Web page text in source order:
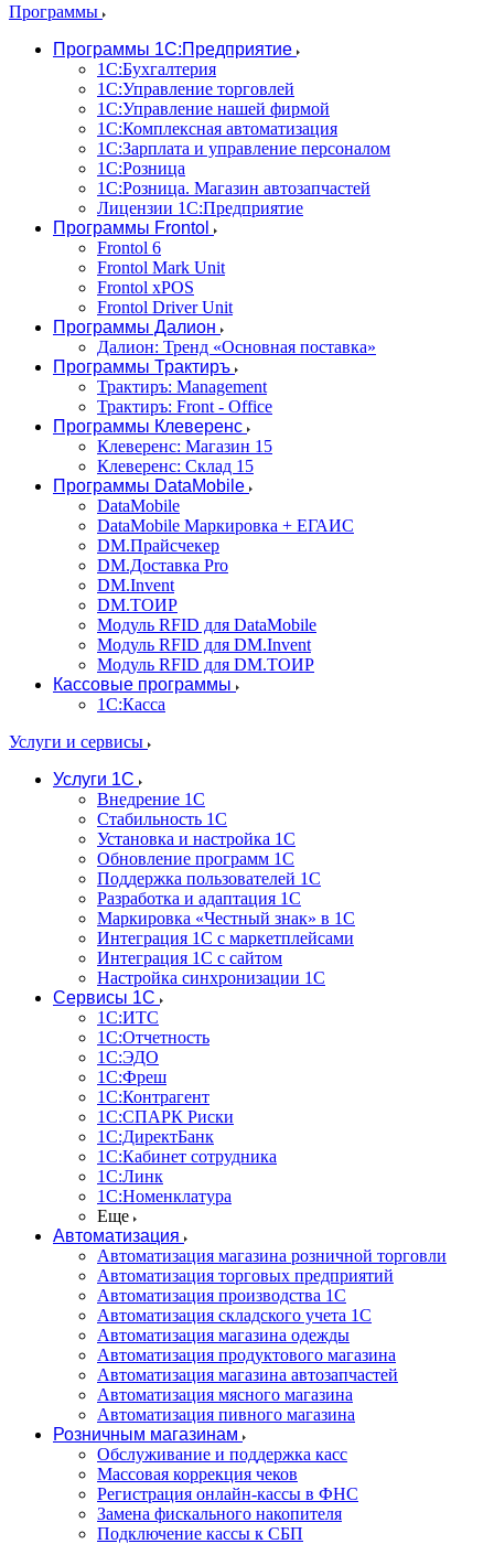
Программы
Программы 1С:Предприятие
1С:Бухгалтерия
1С:Управление торговлей
1С:Управление нашей фирмой
1С:Комплексная автоматизация
1С:Зарплата и управление персоналом
1С:Розница
1С:Розница. Магазин автозапчастей
Лицензии 1С:Предприятие
Программы Frontol
Frontol 6
Frontol Mark Unit
Frontol xPOS
Frontol Driver Unit
Программы Далион
Далион: Тренд «Основная поставка»
Программы Трактиръ
Трактиръ: Management
Трактиръ: Front - Office
Программы Клеверенс
Клеверенс: Магазин 15
Клеверенс: Склад 15
Программы DataMobile
DataMobile
DataMobile Маркировка + ЕГАИС
DM.Прайсчекер
DM.Доставка Pro
DM.Invent
DM.ТОИР
Модуль RFID для DataMobile
Модуль RFID для DM.Invent
Модуль RFID для DM.ТОИР
Кассовые программы
1С:Касса
Услуги и сервисы
Услуги 1С
Внедрение 1С
Стабильность 1С
Установка и настройка 1С
Обновление программ 1С
Поддержка пользователей 1С
Разработка и адаптация 1С
Маркировка «Честный знак» в 1С
Интеграция 1С с маркетплейсами
Интеграция 1С с сайтом
Настройка синхронизации 1С
Сервисы 1С
1С:ИТС
1С:Отчетность
1С:ЭДО
1С:Фреш
1С:Контрагент
1С:CПАРК Риски
1С:ДиректБанк
1С:Кабинет сотрудника
1С:Линк
1С:Номенклатура
Еще
Автоматизация
Автоматизация магазина розничной торговли
Автоматизация торговых предприятий
Автоматизация производства 1С
Автоматизация складского учета 1C
Автоматизация магазина одежды
Автоматизация продуктового магазина
Автоматизация магазина автозапчастей
Автоматизация мясного магазина
Автоматизация пивного магазина
Розничным магазинам
Обслуживание и поддержка касс
Массовая коррекция чеков
Регистрация онлайн-кассы в ФНС
Замена фискального накопителя
Подключение кассы к СБП